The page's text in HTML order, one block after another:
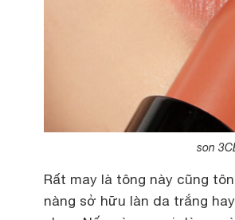
son
Rất may là tông này cũng
nàng sở hữu làn da trắng